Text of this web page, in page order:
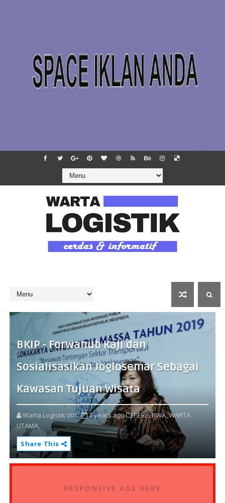
BKIP - Forwahub Kaji dan
Sosialisasikan Joglosemar Sebagai
Kawasan Tujuan Wisata
Warta Logistik 001 7 years ago PERISTIWA,WARTA
UTAMA,
Share This
RESPONSIVE ADS HERE